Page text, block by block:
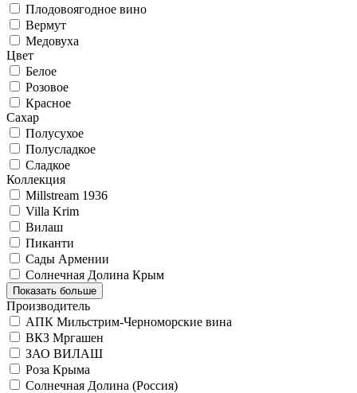
Плодовоягодное вино
Вермут
Медовуха
Цвет
Белое
Розовое
Красное
Сахар
Полусухое
Полусладкое
Сладкое
Коллекция
Millstream 1936
Villa Krim
Вилаш
Пиканти
Сады Армении
Солнечная Долина Крым
Показать больше
Производитель
АПК Мильстрим-Черноморские вина
ВКЗ Мргашен
ЗАО ВИЛАШ
Роза Крыма
Солнечная Долина (Россия)